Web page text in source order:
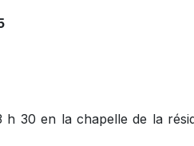
30 en la chapelle de la